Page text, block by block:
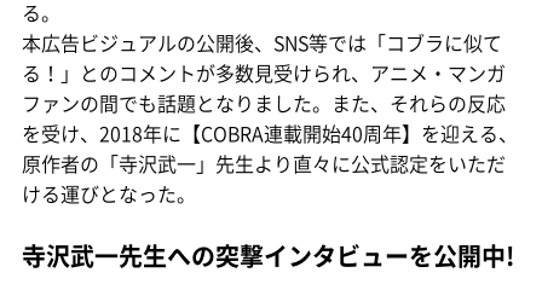
る。
本広告ビジュアルの公開後、SNS等では「コブラに似て
る！」とのコメントが多数見受けられ、アニメ・マンガ
ファンの間でも話題となりました。また、それらの反応
を受け、2018年に【COBRA連載開始40周年】を迎える、
原作者の「寺沢武一」先生より直々に公式認定をいただ
ける運びとなった。
寺沢武一先生への突撃インタビューを公開中!